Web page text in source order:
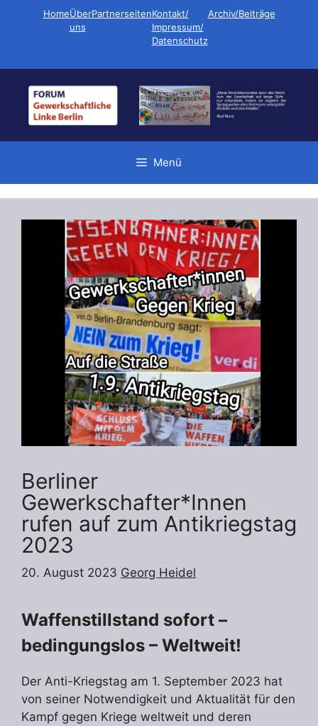
HomeÜber
uns
PartnerseitenKontakt/
Impressum/
Datenschutz
Archiv/Beiträge
Menü
Berliner
Gewerkschafter*Innen
rufen auf zum Antikriegstag
2023
20. August 2023 Georg Heidel
Waffenstillstand sofort –
bedingungslos – Weltweit!
Der Anti-Kriegstag am 1. September 2023 hat
von seiner Notwendigkeit und Aktualität für den
Kampf gegen Kriege weltweit und deren